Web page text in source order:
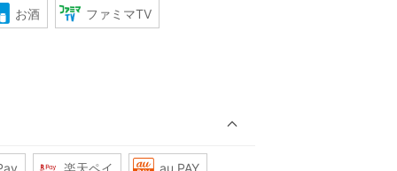
お酒 ファミマTV